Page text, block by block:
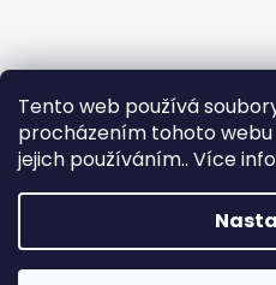
Tento web používá
procházením tohoto webu
jejich používáním.. Více